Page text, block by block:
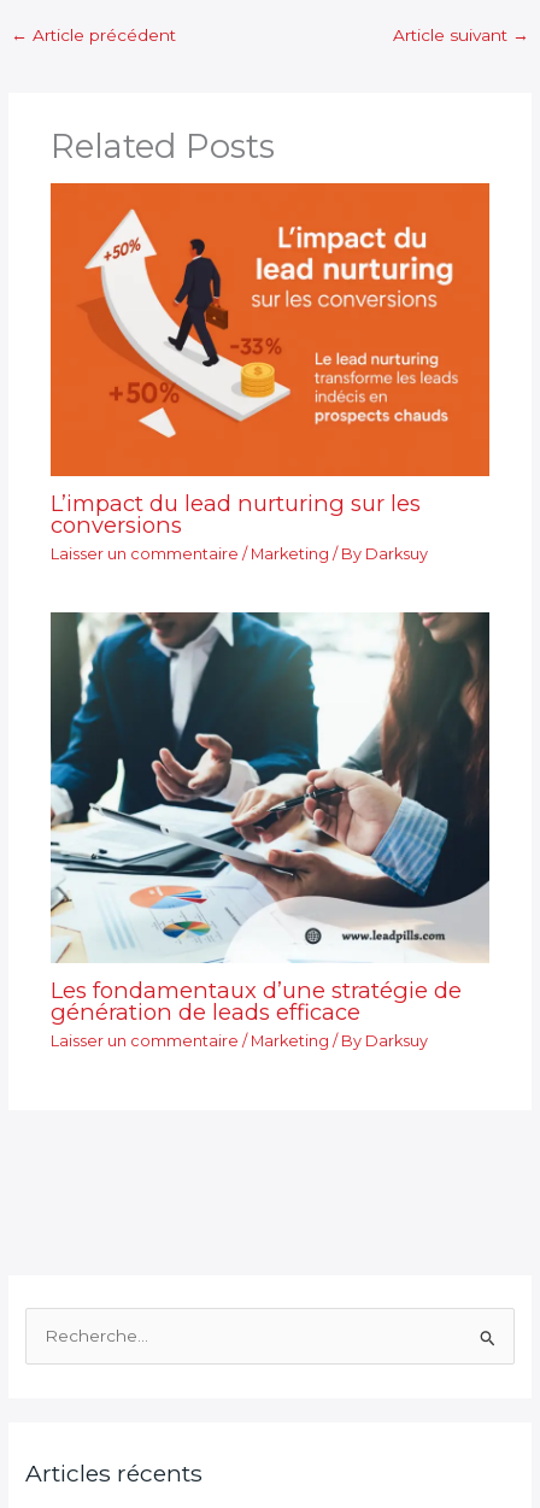
← Article précédent Article suivant →
Related Posts
L’impact du lead nurturing sur les
conversions
Laisser un commentaire / Marketing / By Darksuy
Les fondamentaux d’une stratégie de
génération de leads efficace
Laisser un commentaire / Marketing / By Darksuy
rArticles récents